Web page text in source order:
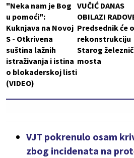
"Neka nam je Bog
u pomoći":
Kuknjava na Novoj
S - Otkrivena
suština lažnih
istraživanja i istina
o blokaderskoj listi
(VIDEO)
VUČIĆ DANAS
OBILAZI
Predsednik će
rekonstrukciju
Starog
mosta
VJT pokrenulo osam
zbog incidenata na